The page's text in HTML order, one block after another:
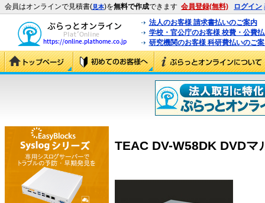
会員はオンラインで見積書(見本)を無料で作成できます 会員登録(無料) ログイン
法人のお客様 請求書払いのご案内
学校・官公庁のお客様 校費・公費
研究機関のお客様 科研費払いのご
TEAC DV-W58DK DVD